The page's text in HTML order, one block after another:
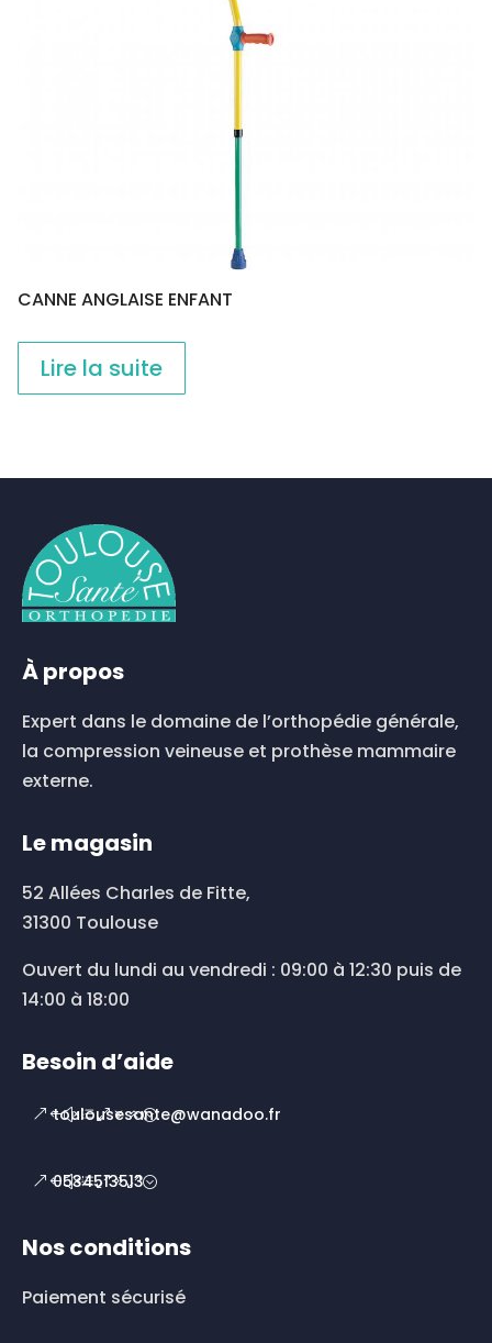
CANNE ANGLAISE ENFANT
Lire la suite
À propos
Expert dans le domaine de l’orthopédie générale,
la compression veineuse et prothèse mammaire
externe.
Le magasin
52 Allées Charles de Fitte,
31300 Toulouse
Ouvert du lundi au vendredi : 09:00 à 12:30 puis de
14:00 à 18:00
Besoin d’aide
toulousesante@wanadoo.fr
0534513513
Nos conditions
Paiement sécurisé